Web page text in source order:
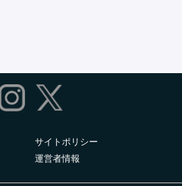
サイトポリシー
運営者情報